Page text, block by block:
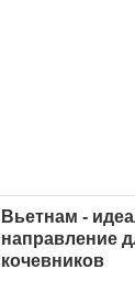
Вьетнам -
направление
кочевников